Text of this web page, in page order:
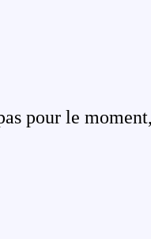
pour le